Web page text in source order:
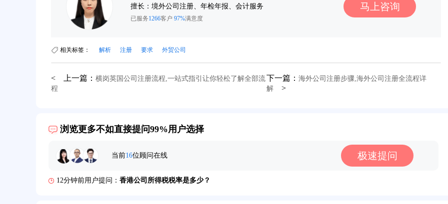
擅长：境外公司注册、年检年报、会计服务
已服务1266客户 97%满意度
马上咨询
相关标签： 解析 注册 要求 外贸公司
< 上一篇： 横岗英国公司注册流程,一站式指引让你轻松了解全部流
程
下一篇： 海外公司注册步骤,海外公司注册全流程详
解>
浏览更多不如直接提问99%用户选择
当前16位顾问在线 极速提问
8分钟前用户提问：开曼公司财报要审计吗？
12分钟前用户提问： 香港公司所得税税率是多少？